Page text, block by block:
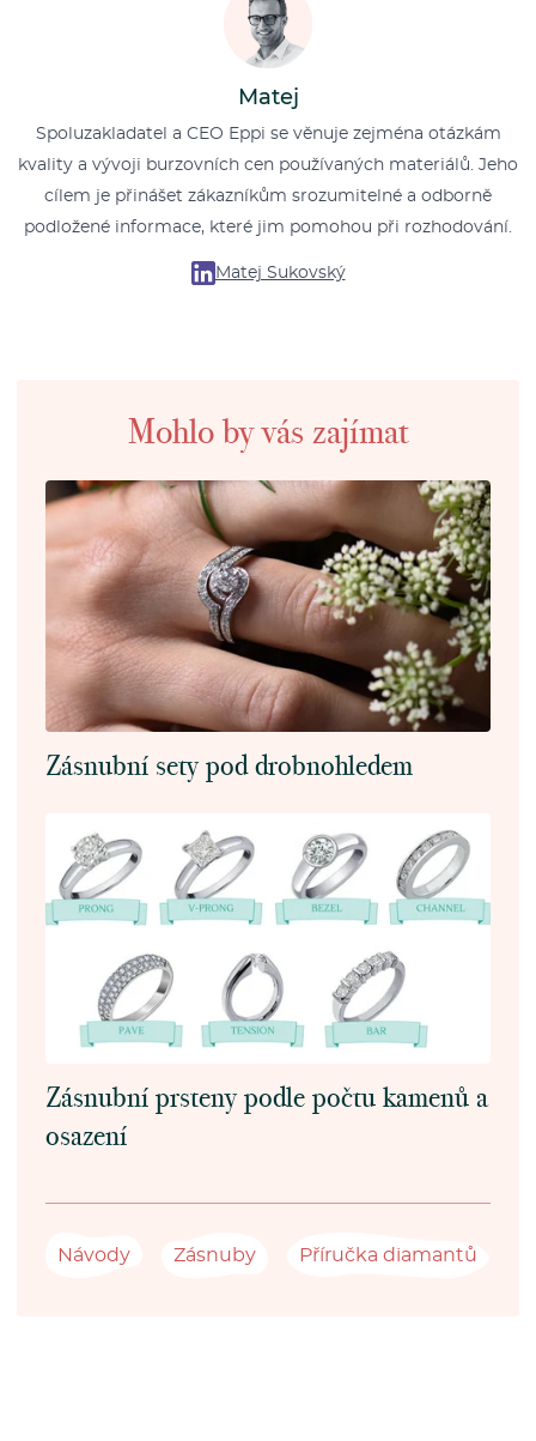
Matej
Spoluzakladatel a CEO Eppi se věnuje zejména otázkám
kvality a vývoji burzovních cen používaných materiálů. Jeho
cílem je přinášet zákazníkům srozumitelné a odborně
podložené informace, které jim pomohou při rozhodování.
Matej Sukovský
Mohlo by vás zajímat
Zásnubní sety pod drobnohledem
Zásnubní prsteny podle počtu kamenů a
osazení
Návody Zásnuby Příručka diamantů